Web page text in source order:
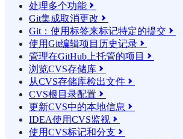
处理多个功能 
Git集成取消更改 
Git：使用标签来标记特定的提交 
使用Git编辑项目历史记录 
管理在GitHub上托管的项目 
浏览CVS存储库 
从CVS存储库检出文件 
CVS根目录配置 
更新CVS中的本地信息 
IDEA使用CVS监视 
使用CVS标记和分支 